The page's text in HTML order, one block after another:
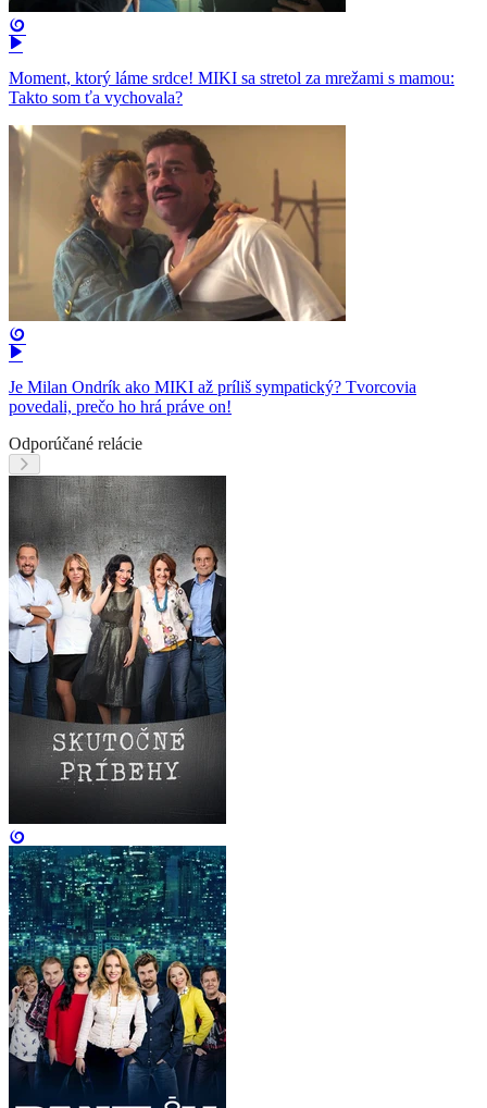
Moment, ktorý láme srdce! MIKI sa stretol za mrežami s mamou:
Takto som ťa vychovala?
Je Milan Ondrík ako MIKI až príliš sympatický? Tvorcovia
povedali, prečo ho hrá práve on!
Odporúčané relácie